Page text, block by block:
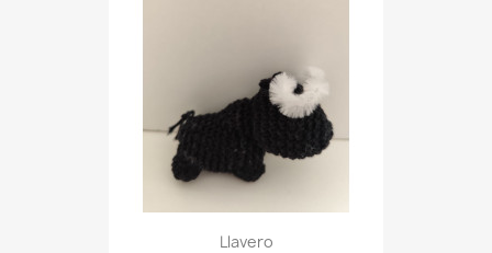
Llavero